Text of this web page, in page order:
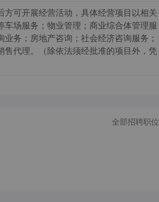
可开展经营活动，具体经营项目以相关
场服务；物业管理；商业综合体管理服
务；房地产咨询；社会经济咨询服务；
代理。（除依法须经批准的项目外，凭
全部招聘职位